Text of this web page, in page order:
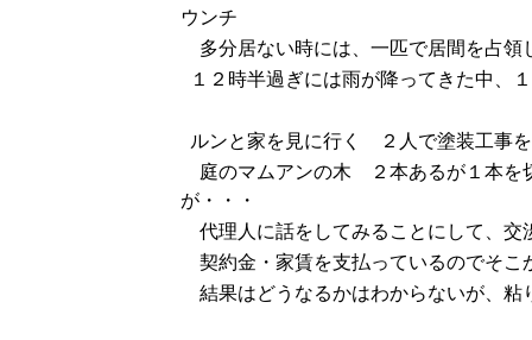
ウンチ
多分居ない時には、一匹で居間を占領
１２時半過ぎには雨が降ってきた中、
ルンと家を見に行く ２人で塗装工事
庭のマムアンの木 ２本あるが１本を
が・・・
代理人に話をしてみることにして、交
契約金・家賃を支払っているのでそこ
結果はどうなるかはわからないが、粘